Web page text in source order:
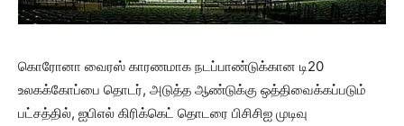
கொரோனா வைரஸ் காரணமாக நடப்பாண்டுக்கான டி20
உலகக்கோப்பை தொடர், அடுத்த ஆண்டுக்கு ஒத்திவைக்கப்படும்
பட்சத்தில், ஐபிஎல் கிரிக்கெட் தொடரை பிசிசிஐ முடிவு